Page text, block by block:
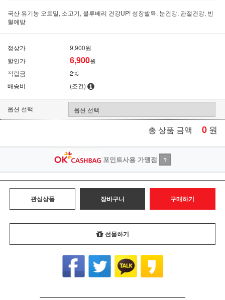
국산 유기농 오트밀, 소고기, 블루베리 건강UP! 성장발육, 눈건강, 관절건강, 빈
혈예방
정상가
9,900원
할인가
6,900원
적립금
2%
배송비
(조건)
옵션 선택
총 상품 금액 0 원
포인트사용 가맹점 ?
관심상품 장바구니 구매하기
선물하기